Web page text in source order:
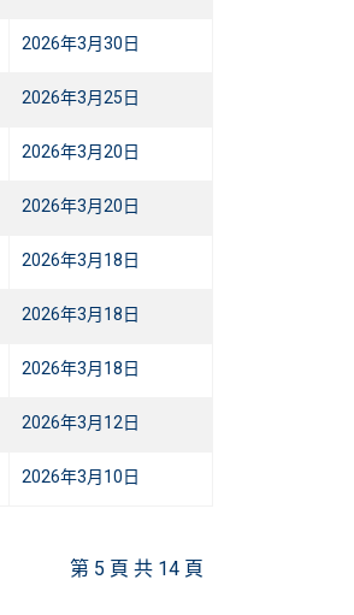
2026年3月30日
2026年3月25日
2026年3月20日
2026年3月20日
2026年3月18日
2026年3月18日
2026年3月18日
2026年3月12日
2026年3月10日
第 5 頁 共 14 頁